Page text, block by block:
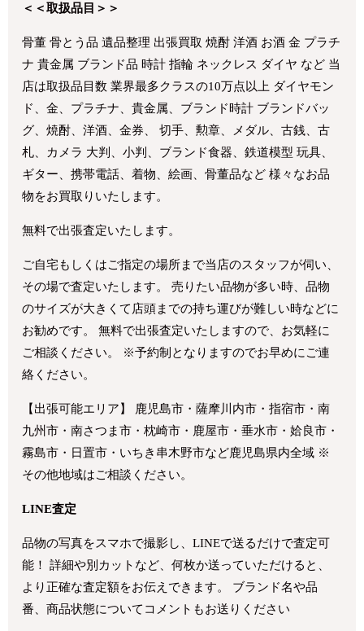
＜＜取扱品目＞＞
骨董 骨とう品 遺品整理 出張買取 焼酎 洋酒 お酒 金 プラチ
ナ 貴金属 ブランド品 時計 指輪 ネックレス ダイヤ など 当
店は取扱品目数 業界最多クラスの10万点以上 ダイヤモン
ド、金、プラチナ、貴金属、ブランド時計 ブランドバッ
グ、焼酎、洋酒、金券、 切手、勲章、メダル、古銭、古
札、カメラ 大判、小判、ブランド食器、鉄道模型 玩具、
ギター、携帯電話、着物、絵画、骨董品など 様々なお品
物をお買取りいたします。
無料で出張査定いたします。
ご自宅もしくはご指定の場所まで当店のスタッフが伺い、
その場で査定いたします。 売りたい品物が多い時、品物
のサイズが大きくて店頭までの持ち運びが難しい時などに
お勧めです。 無料で出張査定いたしますので、お気軽に
ご相談ください。 ※予約制となりますのでお早めにご連
絡ください。
【出張可能エリア】 鹿児島市・薩摩川内市・指宿市・南
九州市・南さつま市・枕崎市・鹿屋市・垂水市・姶良市・
霧島市・日置市・いちき串木野市など鹿児島県内全域 ※
その他地域はご相談ください。
LINE査定
品物の写真をスマホで撮影し、LINEで送るだけで査定可
能！ 詳細や別カットなど、何枚か送っていただけると、
より正確な査定額をお伝えできます。 ブランド名や品
番、商品状態についてコメントもお送りください